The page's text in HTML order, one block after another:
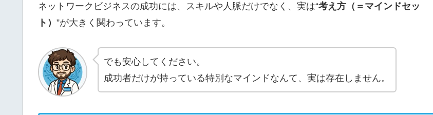
ネットワークビジネスの成功には、スキルや人脈だけでなく、実は“考え方（＝マインドセッ
ト） ”が大きく関わっています。
でも安心してください。
成功者だけが持っている特別なマインドなんて、実は存在しません。